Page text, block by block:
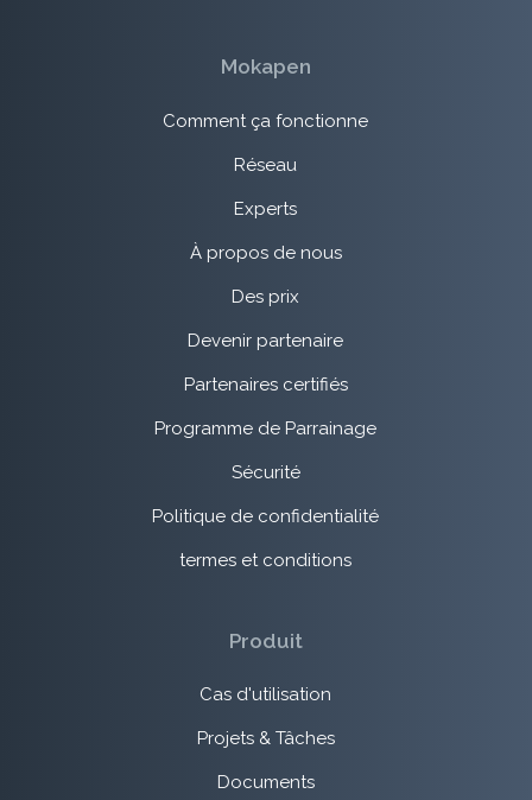
Mokapen
Comment ça fonctionne
Réseau
Experts
À propos de nous
Des prix
Devenir partenaire
Partenaires certifiés
Programme de Parrainage
Sécurité
Politique de confidentialité
termes et conditions
Produit
Cas d'utilisation
Projets & Tâches
Documents